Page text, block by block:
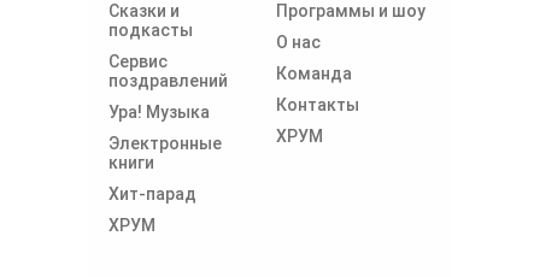
Сказки и
подкасты
Сервис
поздравлений
Ура! Музыка
Электронные
книги
Хит-парад
ХРУМ
Программы и шоу
О нас
Команда
Контакты
ХРУМ